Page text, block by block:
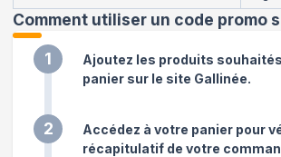
Comment utiliser un code promo
1
Ajoutez les produits
panier sur le site Gallinée.
2
Accédez à votre panier pour
récapitulatif de votre